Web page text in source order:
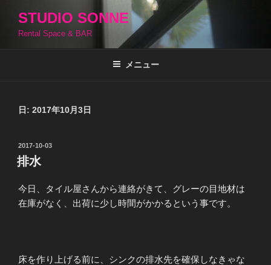
ン
STUDIO SONNE
Rental Space & BAR
メニュー
日: 2017年10月3日
投
稿
日:
2017-10-03
排水
今日、タイル屋さんから連絡がきて、グレーの目地材は
在庫がなく、出荷に少し時間がかかるという事です。
床を作り上げる前に、シンクの排水先を確保しなきゃな